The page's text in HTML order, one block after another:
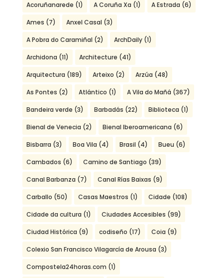
Acoruñanarede (1) A Coruña Xa (1) A Estrada (6)
Ames (7) Anxel Casal (3)
A Pobra do Caramiñal (2) ArchDaily(1)
Archidona (11) Architecture (41)
Arquitectura (189) Arteixo (2) Arzúa (48)
As Pontes (2) Atlántico (1) A Vila do Mañá (367)
Bandeira verde (3) Barbadás (22) Biblioteca (1)
Bienal de Venecia (2) Bienal Iberoamericana (6)
Bisbarra (3) Boa Vila (4) Brasil (4) Bueu (6)
Cambados (6) Camino de Santiago (39)
Canal Barbanza (7) Canal Rías Baixas (9)
Carballo (50) Casas Maestros (1) Cidade (108)
Cidade da cultura (1) Ciudades Accesibles (99)
Ciudad Histórica (9) codiseño (17) Coia (9)
Colexio San Francisco Vilagarcía de Arousa (3)
Compostela24horas.com (1)